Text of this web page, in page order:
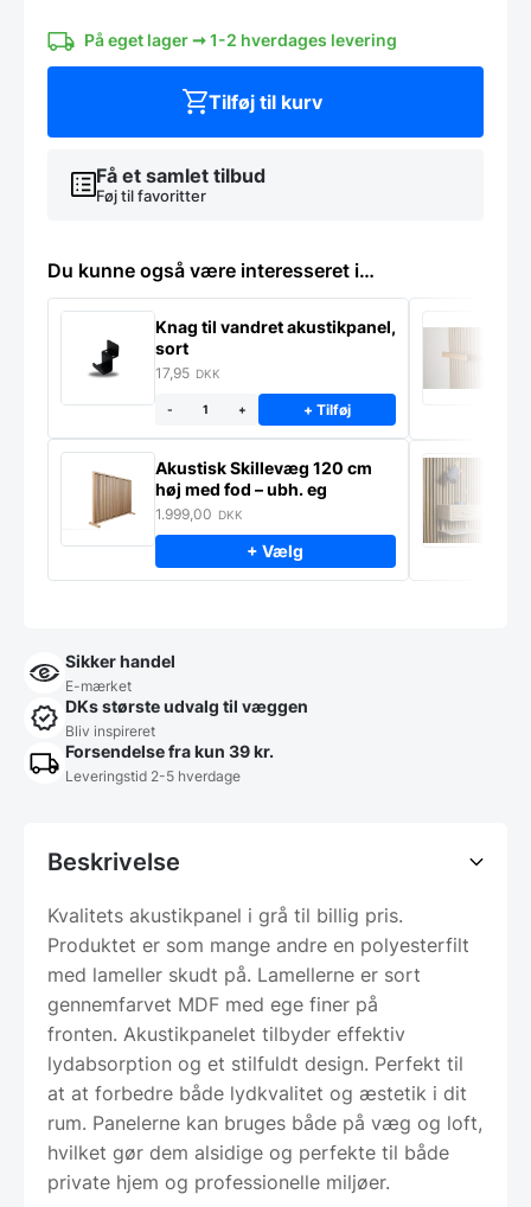
På eget lager ➞ 1-2 hverdages levering
Få et samlet tilbud
Føj til favoritter
Tilføj til kurv
Du kunne også være interesseret i…
Knag til vandret akustikpanel,
sort
17,95 DKK
- + + Tilføj
Akustisk Skillevæg 120 cm
høj med fod – ubh. eg
1.999,00 DKK
+ Vælg
Sikker handel
E-mærket
DKs største udvalg til væggen
Bliv inspireret
Forsendelse fra kun 39 kr.
Leveringstid 2-5 hverdage
Beskrivelse
Kvalitets akustikpanel i grå til billig pris.
Produktet er som mange andre en polyesterfilt
med lameller skudt på. Lamellerne er sort
gennemfarvet MDF med ege finer på
fronten. Akustikpanelet tilbyder effektiv
lydabsorption og et stilfuldt design. Perfekt til
at at forbedre både lydkvalitet og æstetik i dit
rum. Panelerne kan bruges både på væg og loft,
hvilket gør dem alsidige og perfekte til både
private hjem og professionelle miljøer.